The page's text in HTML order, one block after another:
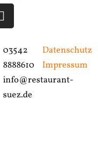
I
n
s
t
a
g
r
a
03542
8888610
info@restaurant-
suez.de
Datenschutz
Impressum